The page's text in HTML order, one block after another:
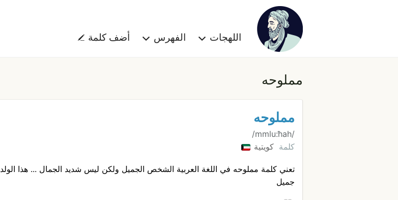
اللهجات الفهرس أضف كلمة
مملوحه
مملوحه
/mmlu:ħah/
كلمة كويتية
تعني كلمة مملوحه في اللغة العربية الشخص الجميل ولكن ليس شديد الجمال ... هذا الولد
جميل